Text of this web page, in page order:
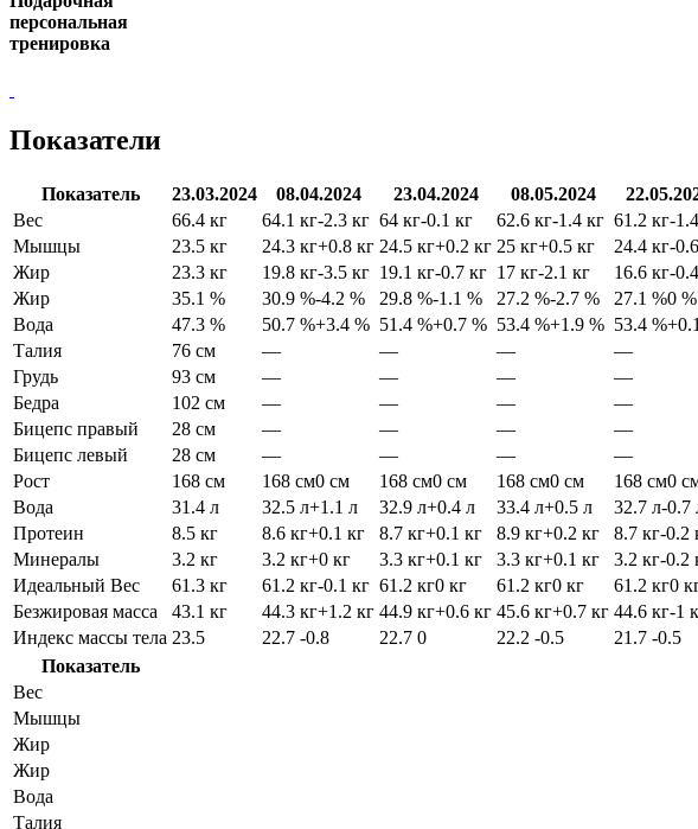
персональная
тренировка
Показатели
Показатель 23.03.2024 08.04.2024 23.04.2024 08.05.2024
Вес
66.4 кг 64.1 кг-2.3 кг 64 кг-0.1 кг 62.6 кг-1.4 кг 61.2 кг-
Мышцы
23.5 кг 24.3 кг+0.8 кг 24.5 кг+0.2 кг 25 кг+0.5 кг 24.4 кг-
Жир
23.3 кг 19.8 кг-3.5 кг 19.1 кг-0.7 кг 17 кг-2.1 кг 16.6 кг-
Жир
35.1 % 30.9 %-4.2 % 29.8 %-1.1 % 27.2 %-2.7 % 27.1 %0 %
Вода
47.3 % 50.7 %+3.4 % 51.4 %+0.7 % 53.4 %+1.9 % 53.4 %
Талия
76 см — — — —
Грудь
93 см — — — —
Бедра
102 см — — — —
Бицепс правый
28 см — — — —
Бицепс левый
28 см — — — —
Рост
168 см 168 см0 см 168 см0 см 168 см0 см 168 см0
Вода
31.4 л 32.5 л+1.1 л 32.9 л+0.4 л 33.4 л+0.5 л 32.7 л-0.7
Протеин
8.5 кг 8.6 кг+0.1 кг 8.7 кг+0.1 кг 8.9 кг+0.2 кг 8.7 кг-0.2
Минералы
3.2 кг 3.2 кг+0 кг 3.3 кг+0.1 кг 3.3 кг+0.1 кг 3.2 кг-0.2
Идеальный Вес
61.3 кг 61.2 кг-0.1 кг 61.2 кг0 кг 61.2 кг0 кг 61.2 кг0
Безжировая масса
43.1 кг 44.3 кг+1.2 кг 44.9 кг+0.6 кг 45.6 кг+0.7 кг 44.6 кг-1
Индекс массы тела 23.5 22.7 -0.8 22.7 0 22.2 -0.5 21.7 -0.5
Показатель
Вес
Мышцы
Жир
Жир
Вода
Талия